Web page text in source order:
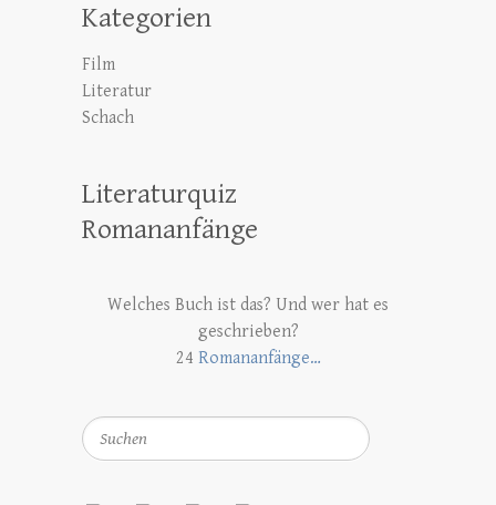
Kategorien
Film
Literatur
Schach
Literaturquiz
Romananfänge
Welches Buch ist das? Und wer hat es
geschrieben?
24 Romananfänge…
Suchen